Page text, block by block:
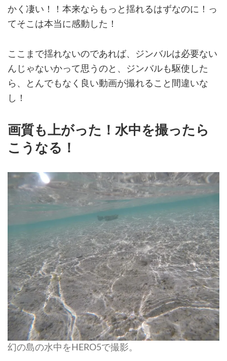
かく凄い！！本来ならもっと揺れるはずなのに！っ
てそこは本当に感動した！
ここまで揺れないのであれば、ジンバルは必要ない
んじゃないかって思うのと、ジンバルも駆使した
ら、とんでもなく良い動画が撮れること間違いな
し！
画質も上がった！水中を撮ったら
こうなる！
幻の島の水中をHERO5で撮影。